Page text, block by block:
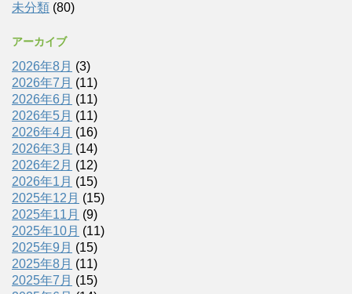
未分類 (80)
アーカイブ
2026年8月 (3)
2026年7月 (11)
2026年6月 (11)
2026年5月 (11)
2026年4月 (16)
2026年3月 (14)
2026年2月 (12)
2026年1月 (15)
2025年12月 (15)
2025年11月 (9)
2025年10月 (11)
2025年9月 (15)
2025年8月 (11)
2025年7月 (15)